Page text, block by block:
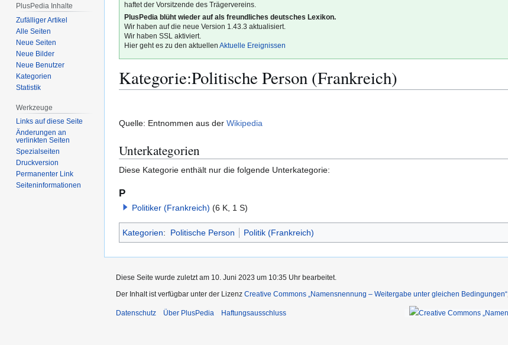
haftet der Vorsitzende des Trägervereins.
PlusPedia blüht wieder auf als freundliches deutsches Lexikon.
Wir haben auf die neue Version 1.43.3 aktualisiert.
Wir haben SSL aktiviert.
Hier geht es zu den aktuellenAktuelle Ereignissen
Kategorie:Politische Person (Frankreich)
Navigation
Suche
Quelle: Entnommen aus der Wikipedia
Unterkategorien
Diese Kategorie enthält nur die folgende Unterkategorie:
P
Politiker (Frankreich) (6 K, 1 S)
Kategorien: Politische Person Politik (Frankreich)
PlusPedia Inhalte
Zufälliger Artikel
Alle Seiten
Neue Seiten
Neue Bilder
Neue Benutzer
Kategorien
Statistik
Werkzeuge
Links auf diese Seite
Änderungen an
verlinkten Seiten
Spezialseiten
Druckversion
Permanenter Link
Seiten­­informationen
Diese Seite wurde zuletzt am 10. Juni 2023 um 10:35 Uhr bearbeitet.
Der Inhalt ist verfügbar unter der Lizenz Creative Commons „Namensnennung – Weitergabe unter gleichen Bedingungen“
Datenschutz Über PlusPedia Haftungsausschluss